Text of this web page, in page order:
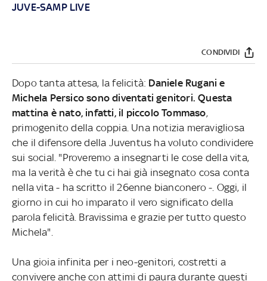
JUVE-SAMP LIVE
CONDIVIDI
Dopo tanta attesa, la felicità: Daniele Rugani e
Michela Persico sono diventati genitori. Questa
mattina è nato, infatti, il piccolo Tommaso,
primogenito della coppia. Una notizia meravigliosa
che il difensore della Juventus ha voluto condividere
sui social. "Proveremo a insegnarti le cose della vita,
ma la verità è che tu ci hai già insegnato cosa conta
nella vita - ha scritto il 26enne bianconero -. Oggi, il
giorno in cui ho imparato il vero significato della
parola felicità. Bravissima e grazie per tutto questo
Michela".
Una gioia infinita per i neo-genitori, costretti a
convivere anche con attimi di paura durante questi